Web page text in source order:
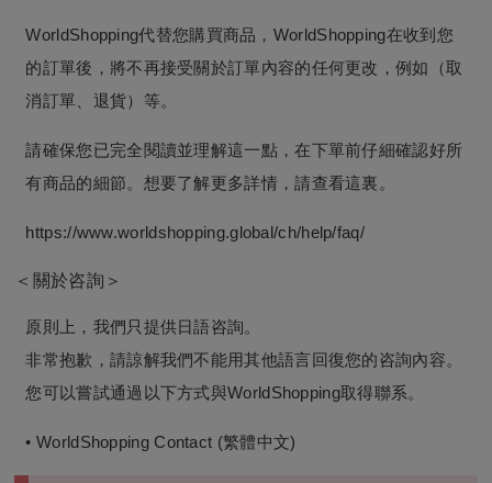
WorldShopping代替您購買商品，WorldShopping在收到您
的訂單後，將不再接受關於訂單內容的任何更改，例如（取
消訂單、退貨）等。
請確保您已完全閱讀並理解這一點，在下單前仔細確認好所
有商品的細節。想要了解更多詳情，請查看這裏。
https://www.worldshopping.global/ch/help/faq/
＜關於咨詢＞
原則上，我們只提供日語咨詢。
非常抱歉，請諒解我們不能用其他語言回復您的咨詢內容。
您可以嘗試通過以下方式與WorldShopping取得聯系。
• WorldShopping Contact (繁體中文)